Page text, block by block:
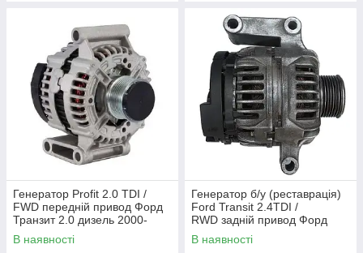
Генератор Profit 2.0 TDI /
FWD передній привод Форд
Транзит 2.0 дизель 2000-
2006, 1C1T10300AB
В наявності
Генератор б/у (реставрація)
Ford Transit 2.4TDI /
RWD задній привод Форд
Транзит 2.4 дизель 2000-
2006, YC1T10300BH
В наявності